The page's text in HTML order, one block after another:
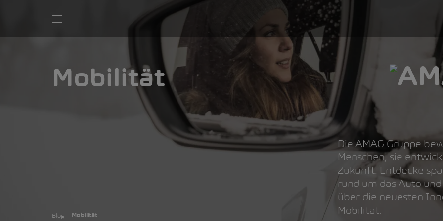
Mobilität
Blog Mobilität
Die AMAG Gruppe
Menschen, sie
Zukunft. Entdecke
rund um das Auto
über die neuesten
Mobilität.